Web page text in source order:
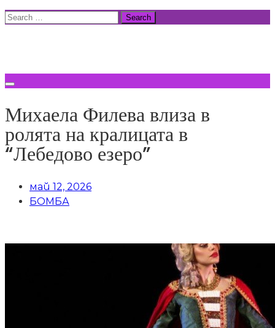
Skip
Search
Михаела Филева влиза в
ролята на кралицата в
“Лебедово езеро”
май 12, 2026
БОМБА